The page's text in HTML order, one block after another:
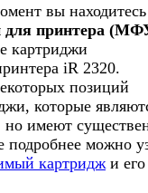
вы
для принтера
картриджи
iR 2320.
позиций
которые
имеют
подробнее можно
картридж и его